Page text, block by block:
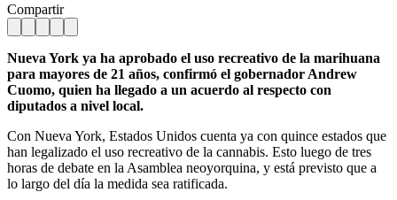
Compartir
Nueva York ya ha aprobado el uso recreativo de la marihuana
para mayores de 21 años, confirmó el gobernador Andrew
Cuomo, quien ha llegado a un acuerdo al respecto con
diputados a nivel local.
Con Nueva York, Estados Unidos cuenta ya con quince estados que
han legalizado el uso recreativo de la cannabis. Esto luego de tres
horas de debate en la Asamblea neoyorquina, y está previsto que a
lo largo del día la medida sea ratificada.